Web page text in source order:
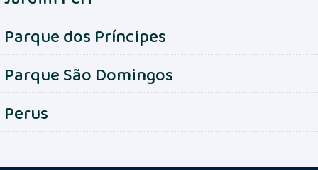
Parque dos Príncipes
Parque São Domingos
Perus